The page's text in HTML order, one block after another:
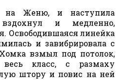
на Женю, и наступила
и медленно,
Освободившаяся линейка
и завибрировала с
взмыл под потолок,
весь класс, с размаху
штору и повис на ней